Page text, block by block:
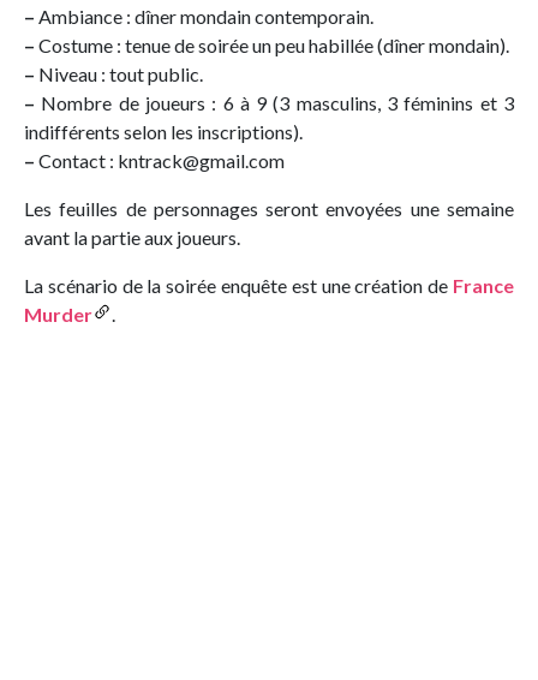
– Ambiance : dîner mondain contemporain.
– Costume : tenue de soirée un peu habillée (dîner mondain).
– Niveau : tout public.
– Nombre de joueurs : 6 à 9 (3 masculins, 3 féminins et 3
indifférents selon les inscriptions).
– Contact : kntrack@gmail.com
Les feuilles de personnages seront envoyées une semaine
avant la partie aux joueurs.
La scénario de la soirée enquête est une création de France
Murder
.